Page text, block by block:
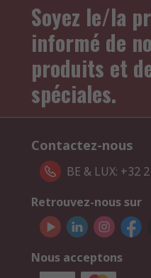
Soyez le/la
informé de
produits et
spéciales.
Contactez-nous
BE & LUX: +32
Retrouvez-nous sur
Nous acceptons